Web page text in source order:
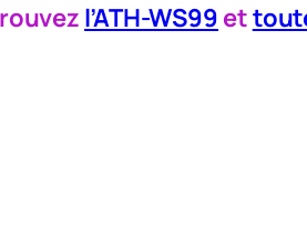
l’ATH-WS99 et